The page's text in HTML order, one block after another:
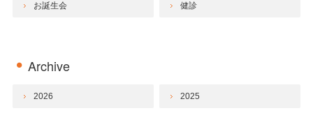
お誕生会 健診
Archive
2026 2025